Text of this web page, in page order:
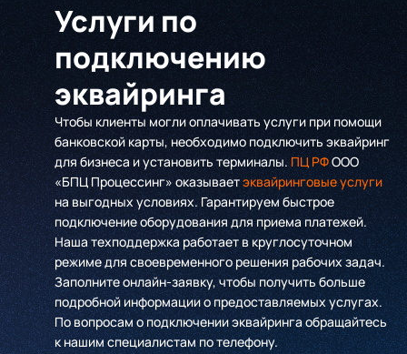
Услуги по
подключению
эквайринга
Чтобы клиенты могли оплачивать услуги при помощи
банковской карты, необходимо подключить эквайринг
для бизнеса и установить терминалы.ПЦ РФООО
«БПЦ Процессинг» оказываетэквайринговые услуги
на выгодных условиях. Гарантируем быстрое
подключение оборудования для приема платежей.
Наша техподдержка работает в круглосуточном
режиме для своевременного решения рабочих задач.
Заполните онлайн-заявку, чтобы получить больше
подробной информации о предоставляемых услугах.
По вопросам о подключении эквайринга обращайтесь
к нашим специалистам по телефону.